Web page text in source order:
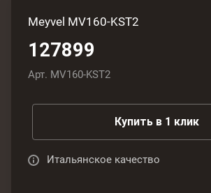
Meyvel MV160-KST2
127899
Арт. MV160-KST2
Купить в 1 клик
Итальянское качество